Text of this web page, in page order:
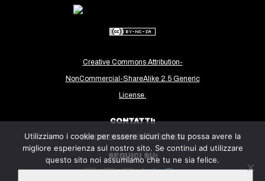
bsky
ms
SEARCH
Creative Commons Attribution-
NonCommercial-ShareAlike 2.5 Generic
License.
CONTATTI:
milanoinmovimento@gmail.com
SEGUICI SU:
Utilizziamo i cookie per essere sicuri che tu possa avere la
migliore esperienza sul nostro sito. Se continui ad utilizzare
questo sito noi assumiamo che tu ne sia felice.